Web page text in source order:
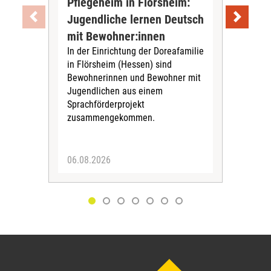
Jugendliche lernen Deutsch
mit Bewohner:innen
In der Einrichtung der Doreafamilie
in Flörsheim (Hessen) sind
Bewohnerinnen und Bewohner mit
Jugendlichen aus einem
Sprachförderprojekt
zusammengekommen.
06.08.2026